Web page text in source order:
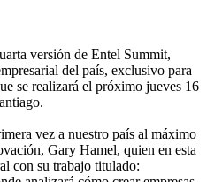
versión de Entel Summit,
del país, exclusivo para
se realizará el próximo jueves 16
vez a nuestro país al máximo
Gary Hamel, quien en esta
con su trabajo titulado: